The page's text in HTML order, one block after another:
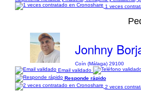
1 veces
Jonhny
Coín (Málaga) 29100
Email validado
Responde rápido
2 veces